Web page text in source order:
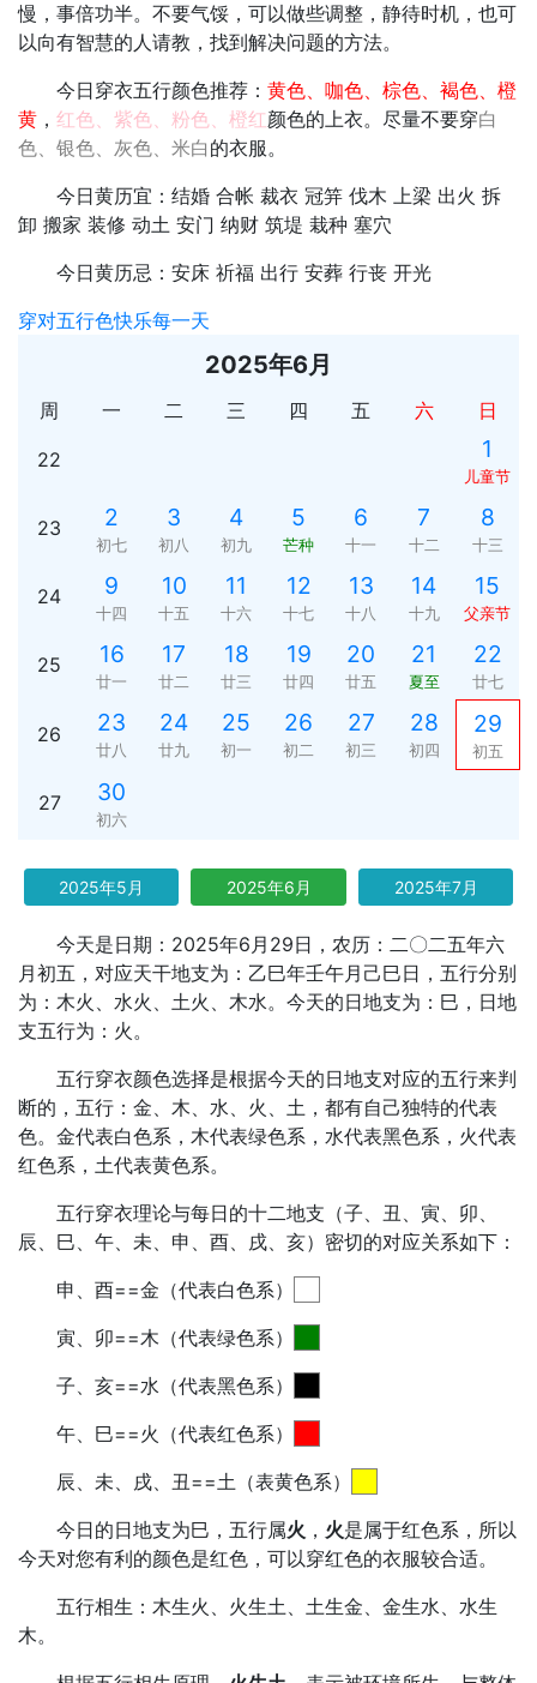
慢，事倍功半。不要气馁，可以做些调整，静待时机，也可
以向有智慧的人请教，找到解决问题的方法。
今日穿衣五行颜色推荐： 黄色、咖色、棕色、褐色、橙
黄 ， 红色、紫色、粉色、橙红颜色的上衣。尽量不要穿白
色、银色、灰色、米白 的衣服。
今日黄历宜：结婚 合帐 裁衣 冠笄 伐木 上梁 出火 拆
卸 搬家 装修 动土 安门 纳财 筑堤 栽种 塞穴
今日黄历忌：安床 祈福 出行 安葬 行丧 开光
穿对五行色快乐每一天
2025年6月
周 一 二 三 四 五 六 日
22 1
儿童节
23 2
初七
3
初八
4
初九
5
芒种
6
十一
7
十二
8
十三
24 9
十四
10
十五
11
十六
12
十七
13
十八
14
十九
15
父亲节
25 16
廿一
17
廿二
18
廿三
19
廿四
20
廿五
21
夏至
22
廿七
26 23
廿八
24
廿九
25
初一
26
初二
27
初三
28
初四
29
初五
27 30
初六
2025年5月 2025年6月 2025年7月
今天是日期：2025年6月29日，农历：二〇二五年六
月初五，对应天干地支为：乙巳年壬午月己巳日，五行分别
为：木火、水火、土火、木水。今天的日地支为：巳，日地
支五行为：火。
五行穿衣颜色选择是根据今天的日地支对应的五行来判
断的，五行：金、木、水、火、土，都有自己独特的代表
色。金代表白色系，木代表绿色系，水代表黑色系，火代表
红色系，土代表黄色系。
五行穿衣理论与每日的十二地支（子、丑、寅、卯、
辰、巳、午、未、申、酉、戌、亥）密切的对应关系如下：
申、酉==金（代表白色系）
寅、卯==木（代表绿色系）
子、亥==水（代表黑色系）
午、巳==火（代表红色系）
辰、未、戌、丑==土（表黄色系）
今日的日地支为巳，五行属火 ， 火是属于红色系，所以
今天对您有利的颜色是红色，可以穿红色的衣服较合适。
五行相生：木生火、火生土、土生金、金生水、水生
木。